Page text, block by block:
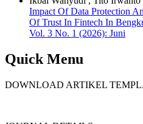
Impact Of Data Protection
Of Trust In Fintech In
Vol. 3 No. 1 (2026): Juni
Quick Menu
DOWNLOAD ARTIKEL